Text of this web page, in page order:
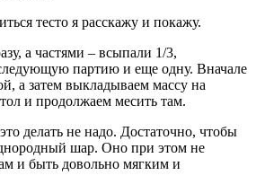
тесто я расскажу и покажу.
а частями – всыпали 1/3,
партию и еще одну. Вначале
а затем выкладываем массу на
и продолжаем месить там.
делать не надо. Достаточно, чтобы
шар. Оно при этом не
и быть довольно мягким и